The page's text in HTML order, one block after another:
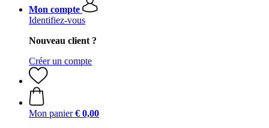
Mon compte
Identifiez-vous
Nouveau client ?
Créer un compte
Mon panier € 0,00